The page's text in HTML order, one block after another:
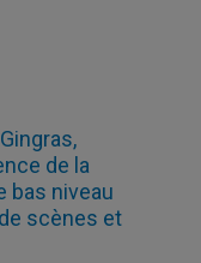
de la
bas niveau
scènes et